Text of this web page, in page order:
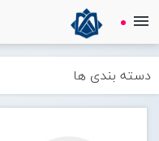
Centlab
menu
دسته بندی ها